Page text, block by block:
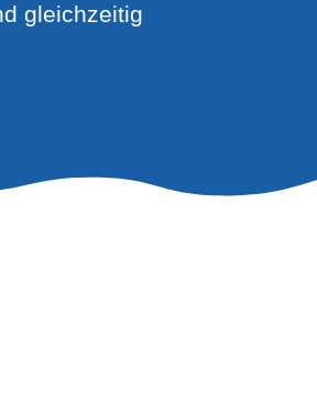
gleichzeitig